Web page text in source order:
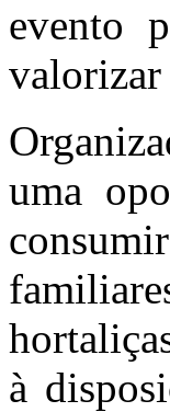
evento
valorizar
uma
à